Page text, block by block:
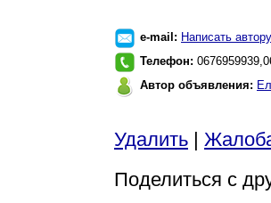
e-mail: Написать автору
Телефон:
Автор объявления:
Удалить |
Поделиться с